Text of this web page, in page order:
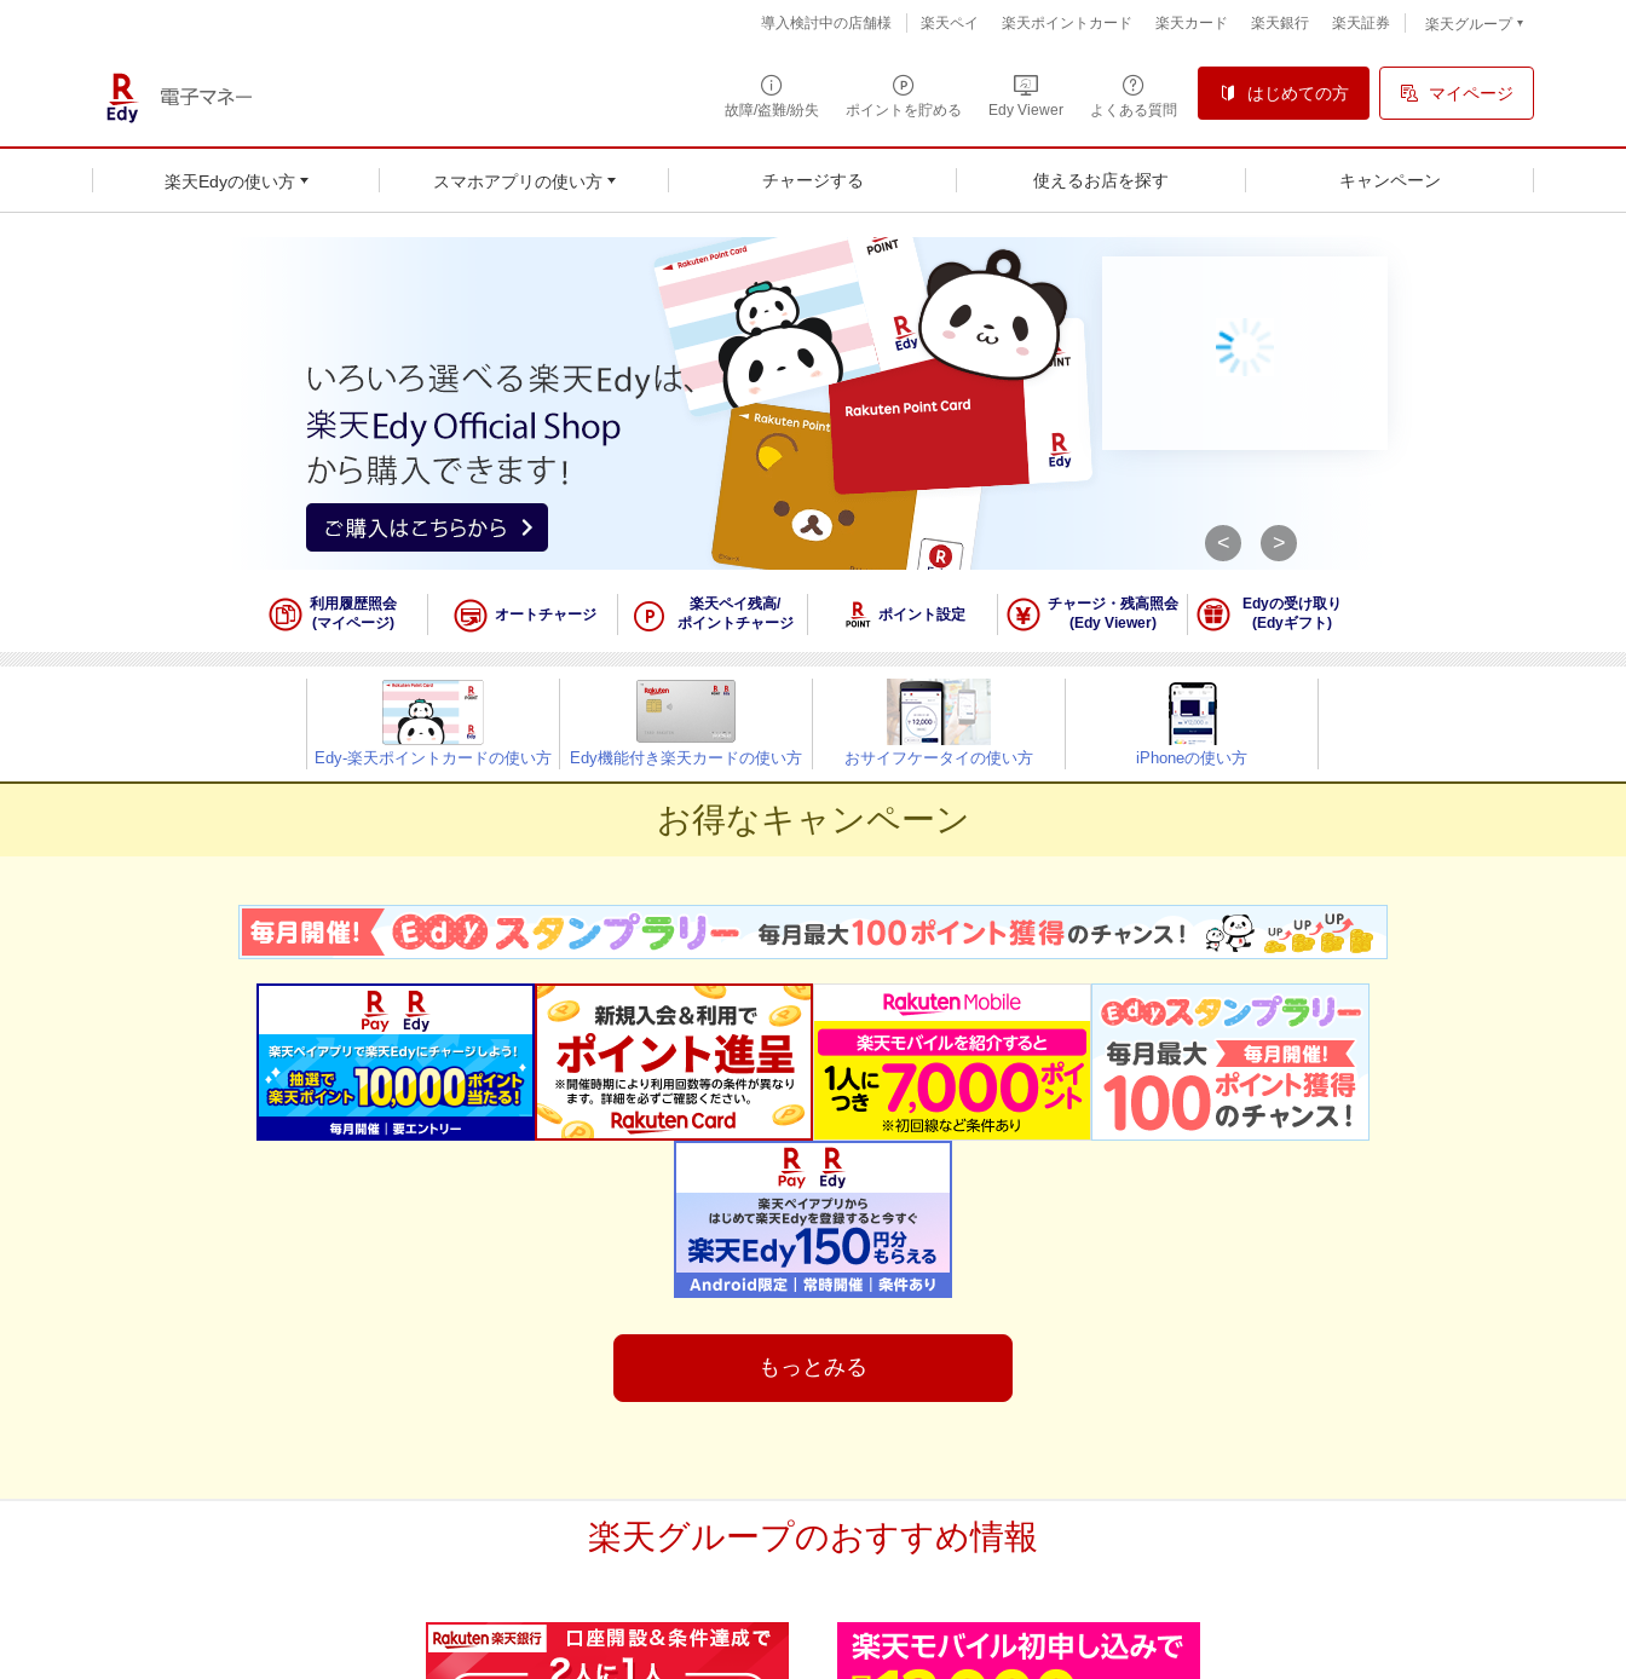
故障/盗難/紛失 ポイントを貯める Edy Viewer よくある質問
はじめての方 マイページ
楽天Edyの使い方 スマホアプリの使い方 チャージする 使えるお店を探す キャンペーン
導入検討中の店舗様 楽天ペイ 楽天ポイントカード 楽天カード 楽天銀行 楽天証券 楽天グループ
< >
利用履歴照会
(マイページ)
オートチャージ
楽天ペイ残高/
ポイントチャージ
ポイント設定
チャージ・残高照会
(Edy Viewer)
Edyの受け取り
(Edyギフト)
Edy-楽天ポイントカードの使い方 Edy機能付き楽天カードの使い方 おサイフケータイの使い方 iPhoneの使い方
お得なキャンペーン
もっとみる
楽天グループのおすすめ情報